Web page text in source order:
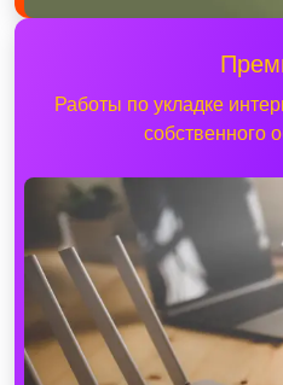
Работы по укладке
собственного